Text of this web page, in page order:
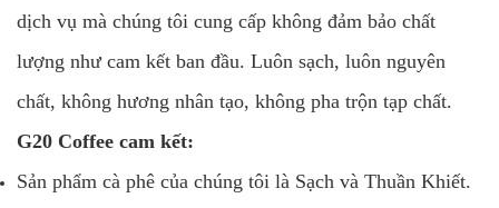
dịch vụ mà chúng tôi cung cấp không đảm bảo chất
lượng như cam kết ban đầu. Luôn sạch, luôn nguyên
chất, không hương nhân tạo, không pha trộn tạp chất.
G20 Coffee cam kết:
Sản phẩm cà phê của chúng tôi là Sạch và Thuần Khiết.